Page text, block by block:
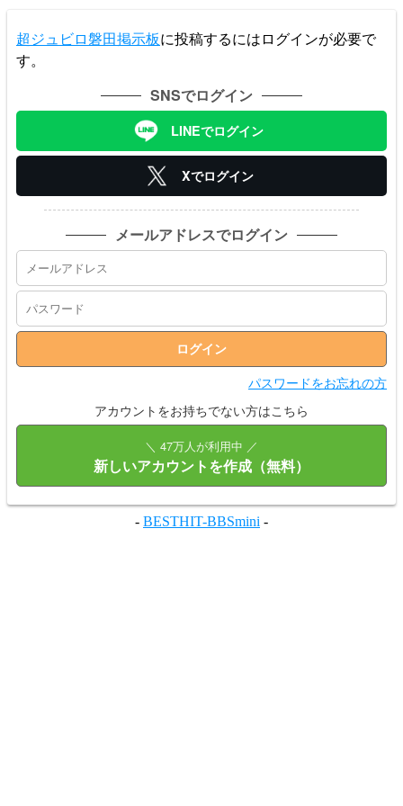
超ジュビロ磐田掲示板に投稿するにはログインが必要で
す。
SNSでログイン
LINEでログイン
Xでログイン
メールアドレスでログイン
パスワードをお忘れの方
アカウントをお持ちでない方はこちら
＼ 47万人が利用中 ／
新しいアカウントを作成（無料）
- BESTHIT-BBSmini -